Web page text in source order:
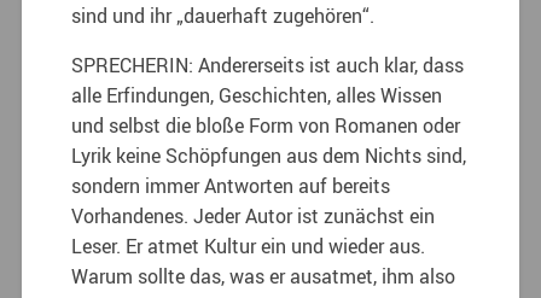
sind und ihr „dauerhaft zugehören“.
SPRECHERIN: Andererseits ist auch klar, dass
alle Erfindungen, Geschichten, alles Wissen
und selbst die bloße Form von Romanen oder
Lyrik keine Schöpfungen aus dem Nichts sind,
sondern immer Antworten auf bereits
Vorhandenes. Jeder Autor ist zunächst ein
Leser. Er atmet Kultur ein und wieder aus.
Warum sollte das, was er ausatmet, ihm also